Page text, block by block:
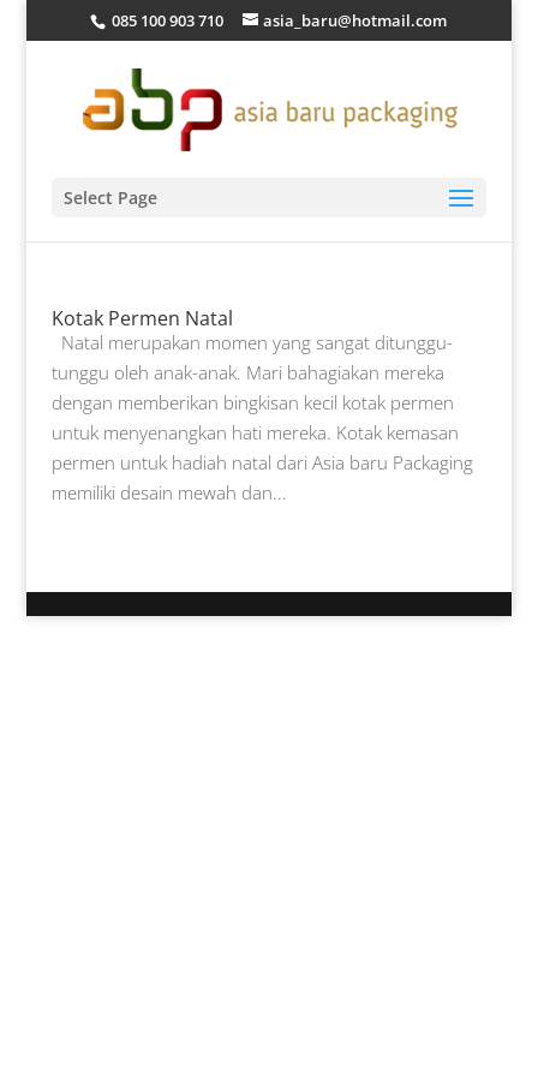
085 100 903 710 asia_baru@hotmail.com
Select Page
Kotak Permen Natal
Natal merupakan momen yang sangat ditunggu-
tunggu oleh anak-anak. Mari bahagiakan mereka
dengan memberikan bingkisan kecil kotak permen
untuk menyenangkan hati mereka. Kotak kemasan
permen untuk hadiah natal dari Asia baru Packaging
memiliki desain mewah dan...